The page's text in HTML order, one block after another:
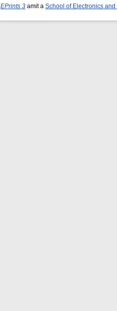
EPrints 3 amit a School of Electronics